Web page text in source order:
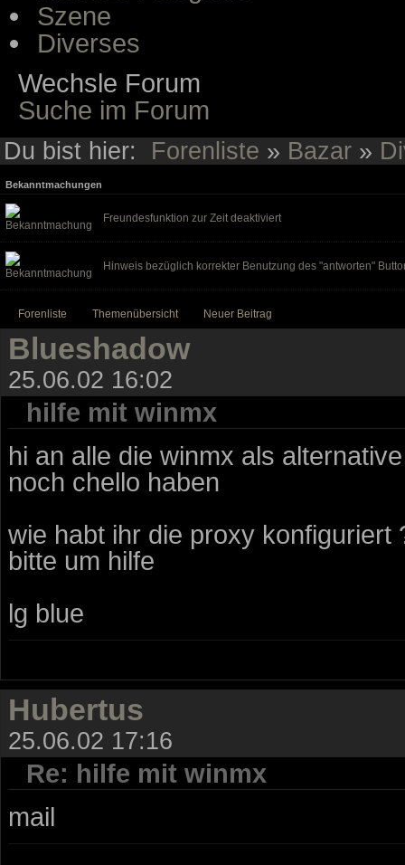
Szene
Diverses
Wechsle Forum
Suche im Forum
Du bist hier: Forenliste » Bazar »
Bekanntmachungen
Freundesfunktion zur Zeit deaktiviert
Hinweis bezüglich korrekter Benutzung des "antworten"
Forenliste Themenübersicht Neuer Beitrag
Blueshadow
25.06.02 16:02
hilfe mit winmx
hi an alle die winmx als
noch chello haben
wie habt ihr die proxy
bitte um hilfe
lg blue
Hubertus
25.06.02 17:16
Re: hilfe mit winmx
mail